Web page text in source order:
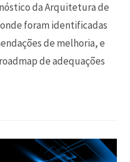
da Arquitetura de
foram identificadas
de melhoria, e
de adequações